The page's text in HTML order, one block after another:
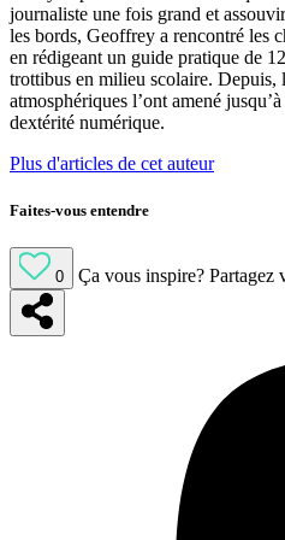
journaliste une fois grand et
les bords, Geoffrey a rencontré les
en rédigeant un guide pratique de
trottibus en milieu scolaire. Depuis,
atmosphériques l’ont amené
dextérité numérique.
Plus d'articles de cet auteur
Faites-vous entendre
0 Ça vous inspire? Partagez